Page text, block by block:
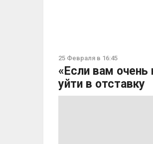
25 Февраля в 16:45
«Если вам очень
уйти в отставку